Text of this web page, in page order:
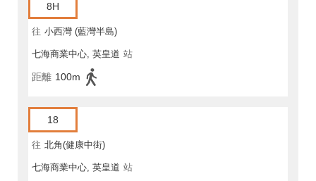
8H
往 小西灣 (藍灣半島)
七海商業中心, 英皇道 站
距離 100m
18
往 北角(健康中街)
七海商業中心, 英皇道 站